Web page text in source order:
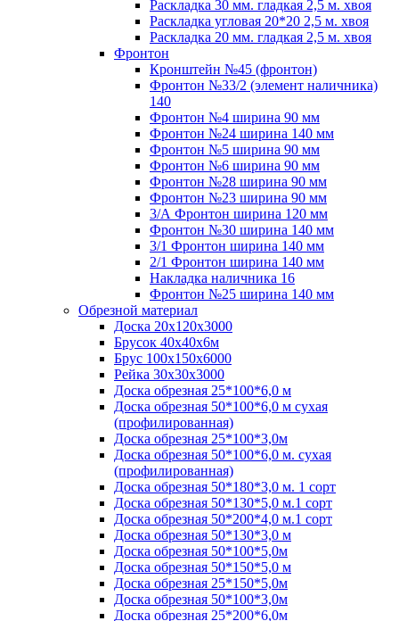
Раскладка 30 мм. гладкая 2,5 м. хвоя
Раскладка угловая 20*20 2,5 м. хвоя
Раскладка 20 мм. гладкая 2,5 м. хвоя
Фронтон
Кронштейн №45 (фронтон)
Фронтон №33/2 (элемент наличника)
140
Фронтон №4 ширина 90 мм
Фронтон №24 ширина 140 мм
Фронтон №5 ширина 90 мм
Фронтон №6 ширина 90 мм
Фронтон №28 ширина 90 мм
Фронтон №23 ширина 90 мм
3/А Фронтон ширина 120 мм
Фронтон №30 ширина 140 мм
3/1 Фронтон ширина 140 мм
2/1 Фронтон ширина 140 мм
Накладка наличника 16
Фронтон №25 ширина 140 мм
Обрезной материал
Доска 20х120х3000
Брусок 40х40х6м
Брус 100х150х6000
Рейка 30х30х3000
Доска обрезная 25*100*6,0 м
Доска обрезная 50*100*6,0 м сухая
(профилированная)
Доска обрезная 25*100*3,0м
Доска обрезная 50*100*6,0 м. сухая
(профилированная)
Доска обрезная 50*180*3,0 м. 1 сорт
Доска обрезная 50*130*5,0 м.1 сорт
Доска обрезная 50*200*4,0 м.1 сорт
Доска обрезная 50*130*3,0 м
Доска обрезная 50*100*5,0м
Доска обрезная 50*150*5,0 м
Доска обрезная 25*150*5,0м
Доска обрезная 50*100*3,0м
Доска обрезная 25*200*6,0м